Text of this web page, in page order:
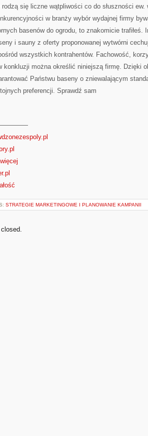
rodzą się liczne wątpliwości co do słuszności ew.
w branży wybór wydajnej firmy
basenów do ogrodu, to znakomicie trafiłeś.
i sauny z oferty proponowanej wytwórni
wszystkich kontrahentów. Fachowość,
konkluzji można określić niniejszą firmę. Dzięki
Państwu baseny o zniewalającym
preferencji. Sprawdź sam
STRATEGIE MARKETINGOWE I PLANOWANIE KAMPANII